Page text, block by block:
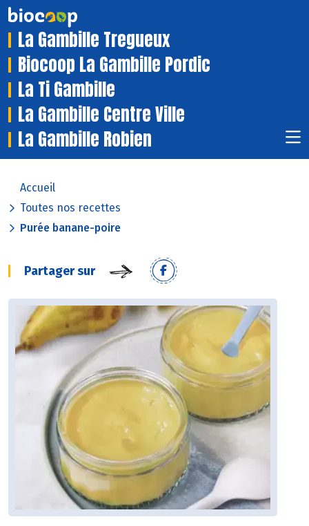
La Gambille Tregueux
Biocoop La Gambille Pordic
La Ti Gambille
La Gambille Centre Ville
La Gambille Robien
Accueil
Toutes nos recettes
Purée banane-poire
Partager sur